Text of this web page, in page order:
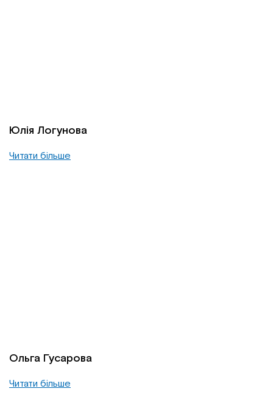
Юлія Логунова
Читати більше
Ольга Гусарова
Читати більше